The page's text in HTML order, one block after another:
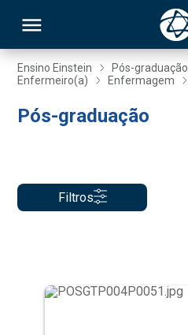
Ensino Einstein Pós-graduação
Enfermeiro(a)
Enfermagem
Pós-graduação
Filtros